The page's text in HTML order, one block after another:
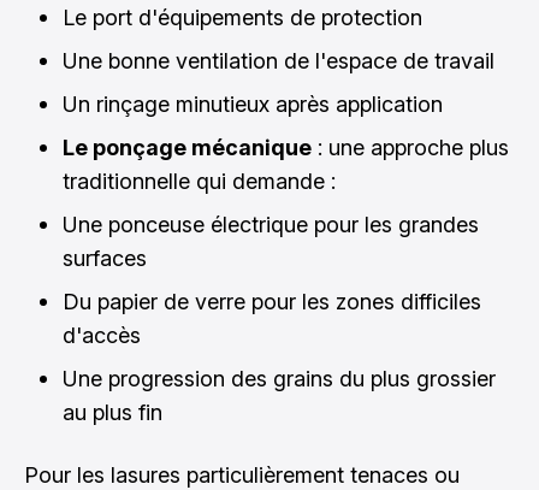
Le port d'équipements de protection
Une bonne ventilation de l'espace de travail
Un rinçage minutieux après application
Le ponçage mécanique : une approche plus
traditionnelle qui demande :
Une ponceuse électrique pour les grandes
surfaces
Du papier de verre pour les zones difficiles
d'accès
Une progression des grains du plus grossier
au plus fin
Pour les lasures particulièrement tenaces ou